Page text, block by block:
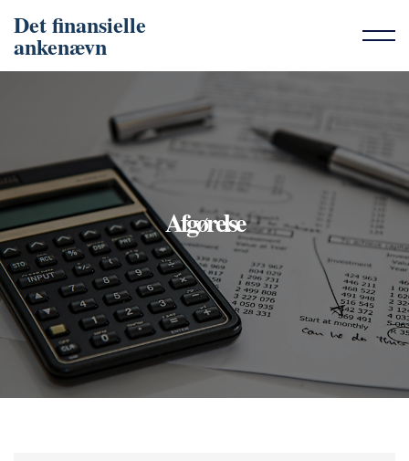
Det finansielle
ankenævn
Afgørelse